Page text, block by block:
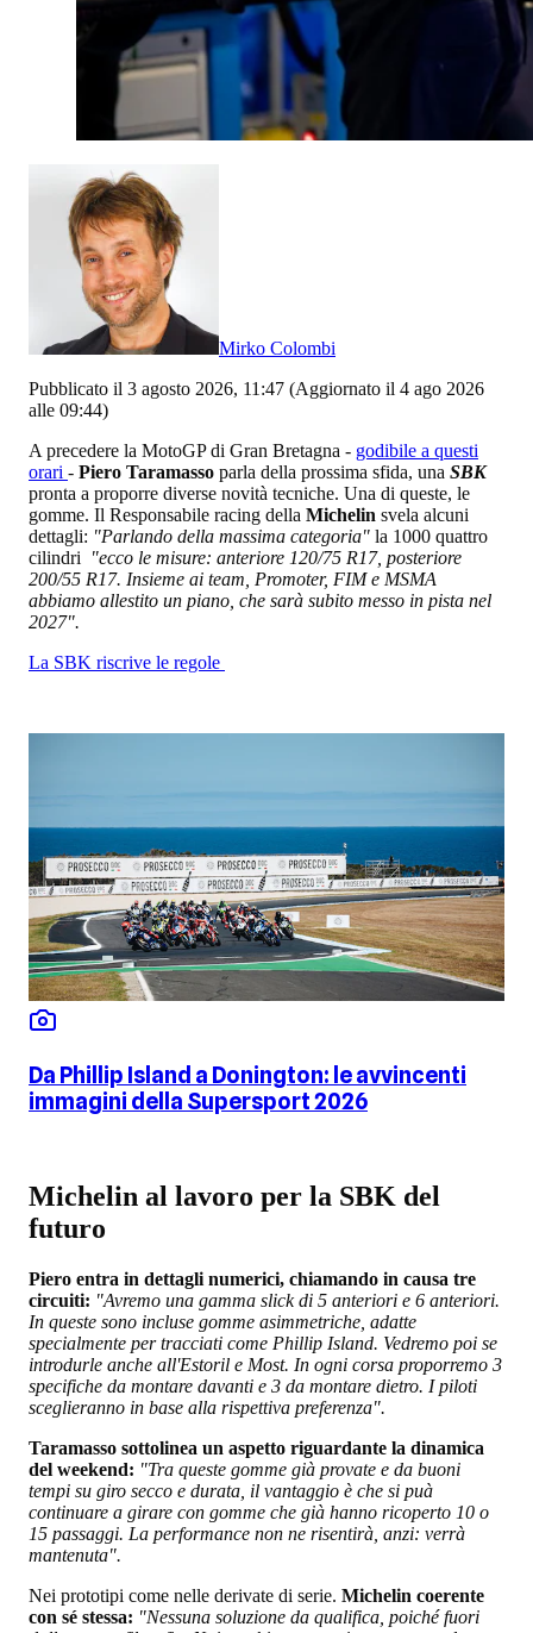
Mirko Colombi
Pubblicato il 3 agosto 2026, 11:47 (Aggiornato il 4 ago 2026
alle 09:44)
A precedere la MotoGP di Gran Bretagna - godibile a questi
orari - Piero Taramasso parla della prossima sfida, una SBK
pronta a proporre diverse novità tecniche. Una di queste, le
gomme. Il Responsabile racing della Michelin svela alcuni
dettagli: "Parlando della massima categoria" la 1000 quattro
cilindri
"ecco le misure: anteriore 120/75 R17, posteriore
200/55 R17. Insieme ai team, Promoter, FIM e MSMA
abbiamo allestito un piano, che sarà subito messo in pista nel
2027".
La SBK riscrive le regole
Da Phillip Island a Donington: le avvincenti
immagini della Supersport 2026
Michelin al lavoro per la SBK del
futuro
Piero entra in dettagli numerici, chiamando in causa tre
circuiti: "Avremo una gamma slick di 5 anteriori e 6 anteriori.
In queste sono incluse gomme asimmetriche, adatte
specialmente per tracciati come Phillip Island. Vedremo poi se
introdurle anche all'Estoril e Most. In ogni corsa proporremo 3
specifiche da montare davanti e 3 da montare dietro. I piloti
sceglieranno in base alla rispettiva preferenza".
Taramasso sottolinea un aspetto riguardante la dinamica
del weekend: "Tra queste gomme già provate e da buoni
tempi su giro secco e durata, il vantaggio è che si puà
continuare a girare con gomme che già hanno ricoperto 10 o
15 passaggi. La performance non ne risentirà, anzi: verrà
mantenuta".
Nei prototipi come nelle derivate di serie. Michelin coerente
con sé stessa: "Nessuna soluzione da qualifica, poiché fuori